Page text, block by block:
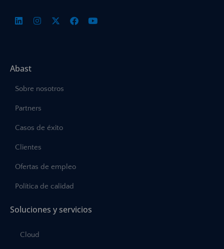
Abast
Sobre nosotros
Partners
Casos de éxito
Clientes
Ofertas de empleo
Política de calidad
Soluciones y servicios
Cloud